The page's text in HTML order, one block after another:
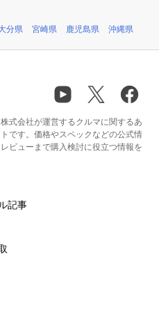
分県 宮崎県 鹿児島県 沖縄県
式会社が運営するクルマに関するあ
です。価格やスペックなどの公式情
ビューまで購入検討に役立つ情報を
記事